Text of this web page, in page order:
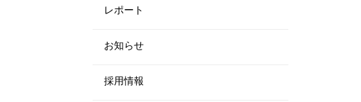
レポート
お知らせ
採用情報